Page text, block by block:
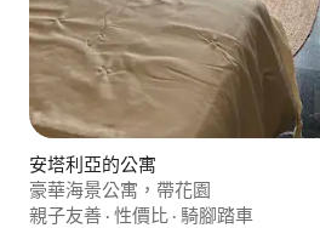
安塔利亞的公寓
豪華海景公寓，帶花園
親子友善 · 性價比 · 騎腳踏車